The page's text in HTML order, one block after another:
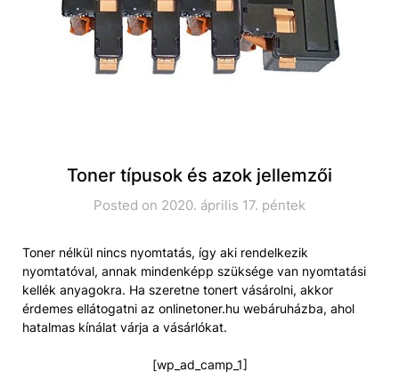
Toner típusok és azok jellemzői
Posted on 2020. április 17. péntek
Toner nélkül nincs nyomtatás, így aki rendelkezik
nyomtatóval, annak mindenképp szüksége van nyomtatási
kellék anyagokra. Ha szeretne tonert vásárolni, akkor
érdemes ellátogatni az onlinetoner.hu webáruházba, ahol
hatalmas kínálat várja a vásárlókat.
[wp_ad_camp_1]